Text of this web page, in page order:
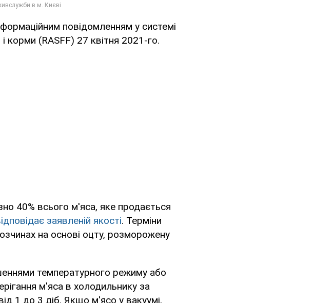
повідомленням у системі
корми (RASFF) 27 квітня 2021-го.
40% всього м'яса, яке продається
заявленій якості. Терміни
на основі оцту, розморожену
температурного режиму або
м'яса в холодильнику за
1 до 3 діб. Якщо м'ясо у вакуумі,